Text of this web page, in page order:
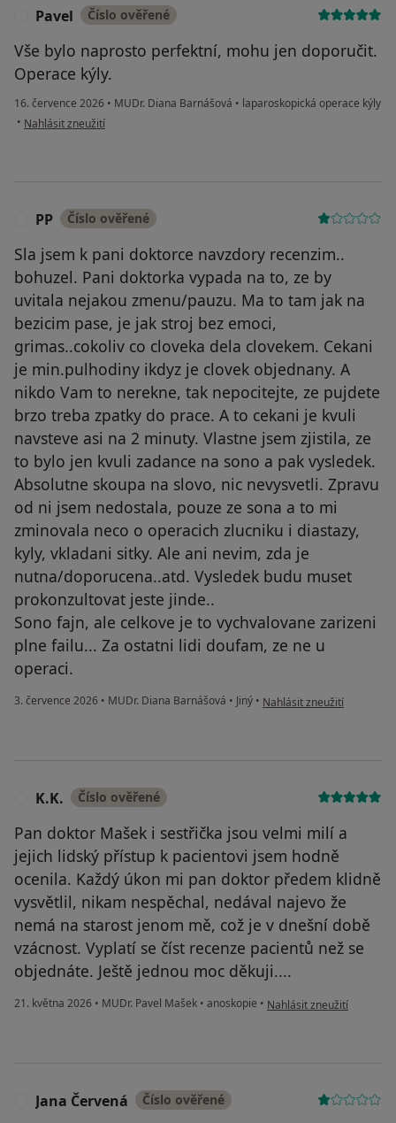
Pavel Číslo ověřené
Vše bylo naprosto perfektní, mohu jen doporučit.
Operace kýly.
16. července 2026 • MUDr. Diana Barnášová • laparoskopická operace kýly
• podle názoru uživatele Pavel
Nahlásit zneužití
PP Číslo ověřené
Sla jsem k pani doktorce navzdory recenzim..
bohuzel. Pani doktorka vypada na to, ze by
uvitala nejakou zmenu/pauzu. Ma to tam jak na
bezicim pase, je jak stroj bez emoci,
grimas..cokoliv co cloveka dela clovekem. Cekani
je min.pulhodiny ikdyz je clovek objednany. A
nikdo Vam to nerekne, tak nepocitejte, ze pujdete
brzo treba zpatky do prace. A to cekani je kvuli
navsteve asi na 2 minuty. Vlastne jsem zjistila, ze
to bylo jen kvuli zadance na sono a pak vysledek.
Absolutne skoupa na slovo, nic nevysvetli. Zpravu
od ni jsem nedostala, pouze ze sona a to mi
zminovala neco o operacich zlucniku i diastazy,
kyly, vkladani sitky. Ale ani nevim, zda je
nutna/doporucena..atd. Vysledek budu muset
prokonzultovat jeste jinde..
Sono fajn, ale celkove je to vychvalovane zarizeni
plne failu... Za ostatni lidi doufam, ze ne u
operaci.
3. července 2026 • MUDr. Diana Barnášová • Jiný • podle názoru uživatele PP
Nahlásit zneužití
K.K. Číslo ověřené
Pan doktor Mašek i sestřička jsou velmi milí a
jejich lidský přístup k pacientovi jsem hodně
ocenila. Každý úkon mi pan doktor předem klidně
vysvětlil, nikam nespěchal, nedával najevo že
nemá na starost jenom mě, což je v dnešní době
vzácnost. Vyplatí se číst recenze pacientů než se
objednáte. Ještě jednou moc děkuji....
21. května 2026 • MUDr. Pavel Mašek • anoskopie • podle názoru uživatele
Nahlásit zneužití
Jana Červená Číslo ověřené